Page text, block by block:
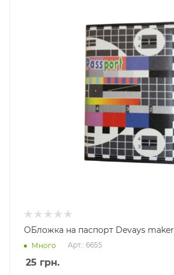
ОБложка на паспорт Devays maker
Много Арт.: 6655
25 грн.